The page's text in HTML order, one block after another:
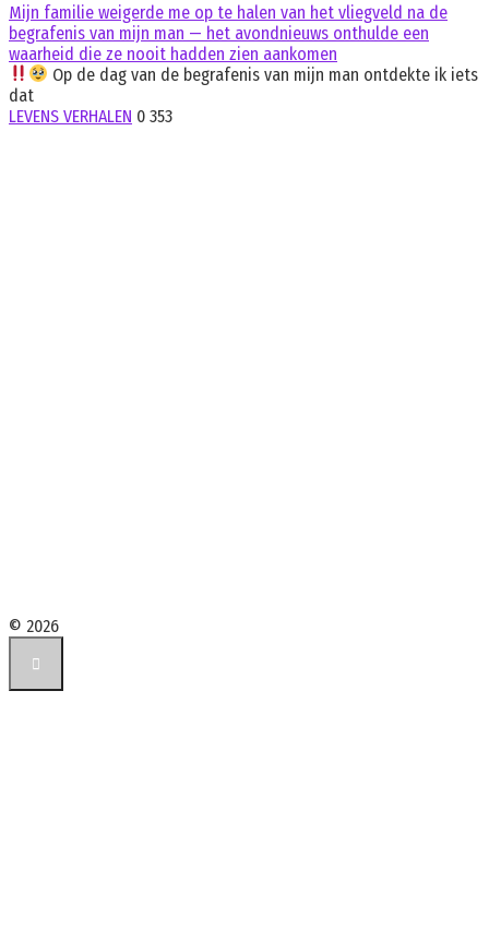
Mijn familie weigerde me op te halen van het vliegveld na de
begrafenis van mijn man — het avondnieuws onthulde een
waarheid die ze nooit hadden zien aankomen
Op de dag van de begrafenis van mijn man ontdekte ik iets
dat
LEVENS VERHALEN 0 353
© 2026